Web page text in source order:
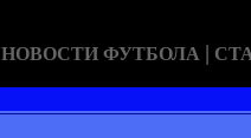
НОВОСТИ ФУТБОЛА |